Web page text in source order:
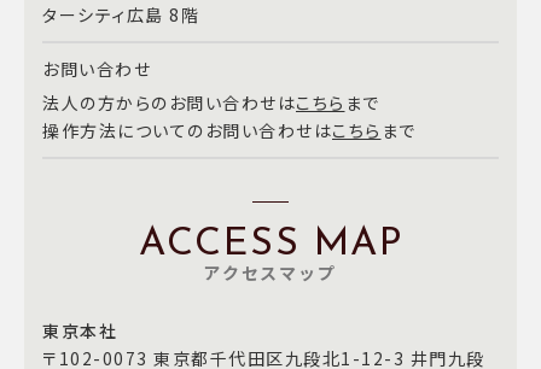
ターシティ広島 8階
お問い合わせ
法人の方からのお問い合わせはこちら まで
操作方法についてのお問い合わせはこちら まで
ACCESS MAP
アクセスマップ
東京本社
〒102-0073 東京都千代田区九段北1-12-3 井門九段